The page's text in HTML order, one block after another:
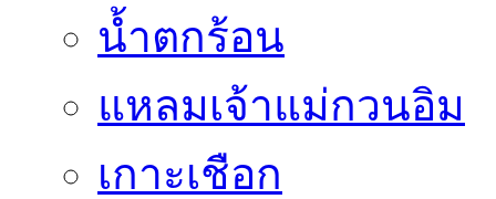
น้ำตกร้อน
แหลมเจ้าแม่กวนอิม
เกาะเชือก